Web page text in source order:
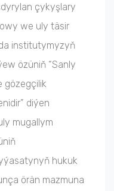
çykyşlary
we uly täsir
institutymyzyň
özüniň “Sanly
gözegçilik
diýen
mugallym
hukuk
örän mazmuna